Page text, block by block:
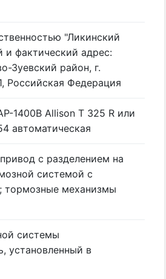
"Ликинский
и фактический адрес:
Зуевский район, г.
Российская Федерация
1400В Allison T 325 R или
автоматическая
с разделением на
системой с
тормозные механизмы
системы
установленный в